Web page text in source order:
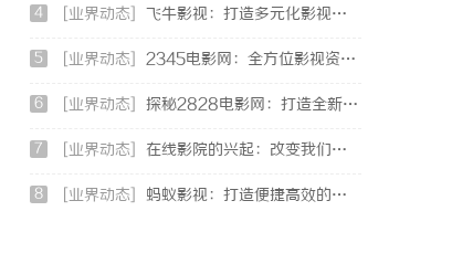
4 [业界动态] 飞牛影视：打造多元化影视体验的全新视界
5 [业界动态] 2345电影网：全方位影视资源平台的魅力解析
6 [业界动态] 探秘2828电影网：打造全新观影体验的影视娱乐平台
7 [业界动态] 在线影院的兴起：改变我们观影方式的数字革命
8 [业界动态] 蚂蚁影视：打造便捷高效的在线视频观影新体验